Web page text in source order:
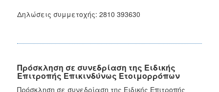
Δηλώσεις συμμετοχής: 2810 393630
Πρόσκληση σε συνεδρίαση της Ειδικής
Επιτροπής Επικινδύνως Ετοιμορρόπων
Πρόσκληση σε συνεδρίαση της Ειδικής Επιτροπής